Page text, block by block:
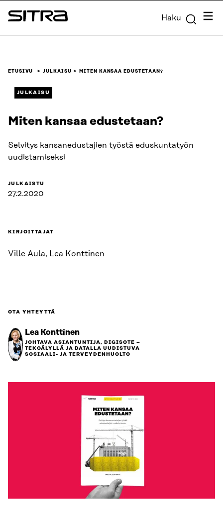
Siirry
suoraan
Sitra Haku
ETUSIVU JULKAISU MITEN KANSAA EDUSTETAAN?
JULKAISU
Miten kansaa edustetaan?
Selvitys kansanedustajien työstä eduskuntatyön
uudistamiseksi
JULKAISTU
27.2.2020
KIRJOITTAJAT
Ville Aula, Lea Konttinen
OTA YHTEYTTÄ
Lea Konttinen
JOHTAVA ASIANTUNTIJA, DIGISOTE –
TEKOÄLYLLÄ JA DATALLA UUDISTUVA
SOSIAALI- JA TERVEYDENHUOLTO